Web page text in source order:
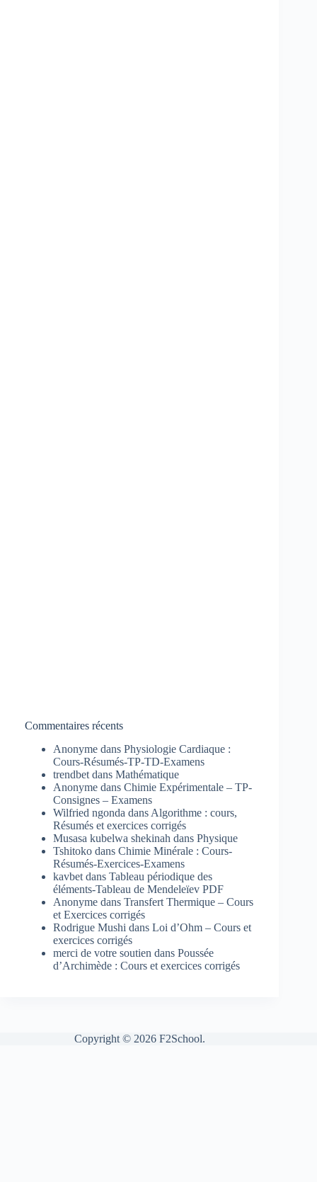
Commentaires récents
Anonyme dans Physiologie Cardiaque :
Cours-Résumés-TP-TD-Examens
trendbet dans Mathématique
Anonyme dans Chimie Expérimentale – TP-
Consignes – Examens
Wilfried ngonda dans Algorithme : cours,
Résumés et exercices corrigés
Musasa kubelwa shekinah dans Physique
Tshitoko dans Chimie Minérale : Cours-
Résumés-Exercices-Examens
kavbet dans Tableau périodique des
éléments-Tableau de Mendeleïev PDF
Anonyme dans Transfert Thermique – Cours
et Exercices corrigés
Rodrigue Mushi dans Loi d’Ohm – Cours et
exercices corrigés
merci de votre soutien dans Poussée
d’Archimède : Cours et exercices corrigés
Copyright © 2026 F2School.